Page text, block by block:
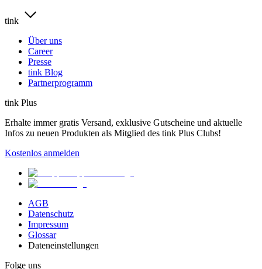
tink
Über uns
Career
Presse
tink Blog
Partnerprogramm
tink Plus
Erhalte immer gratis Versand, exklusive Gutscheine und aktuelle
Infos zu neuen Produkten als Mitglied des tink Plus Clubs!
Kostenlos anmelden
AGB
Datenschutz
Impressum
Glossar
Dateneinstellungen
Folge uns